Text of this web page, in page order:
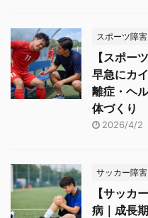
スポーツ障害
【スポー
早急にカ
離症・ヘ
体づくり
2026/4/2
サッカー障害
【サッカ
病｜成長